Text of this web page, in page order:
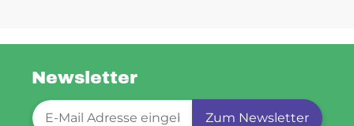
Newsletter
Newsletter-Registrierung
Zum Newsletter